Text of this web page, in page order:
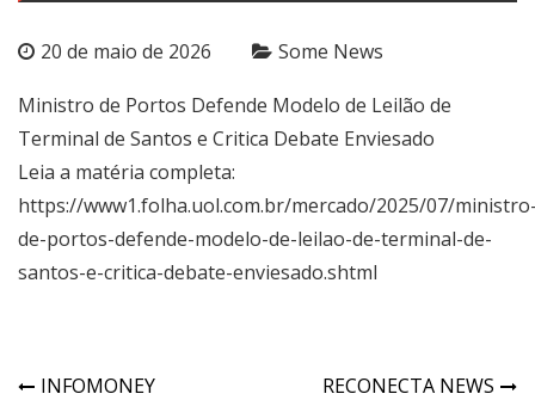
20 de maio de 2026 Some News
Ministro de Portos Defende Modelo de Leilão de
Terminal de Santos e Critica Debate Enviesado
Leia a matéria completa:
https://www1.folha.uol.com.br/mercado/2025/07/
de-portos-defende-modelo-de-leilao-de-terminal-de-
santos-e-critica-debate-enviesado.shtml
INFOMONEY RECONECTA NEWS